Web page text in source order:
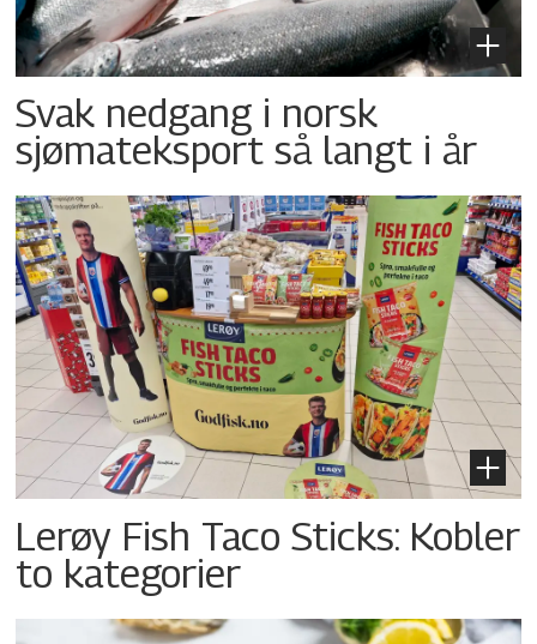
Svak nedgang i norsk
sjømateksport så langt i år
Lerøy Fish Taco Sticks: Kobler
to kategorier